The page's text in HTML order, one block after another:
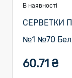
В наявності
СЕРВЕТКИ
№1 №70
60.71 ₴